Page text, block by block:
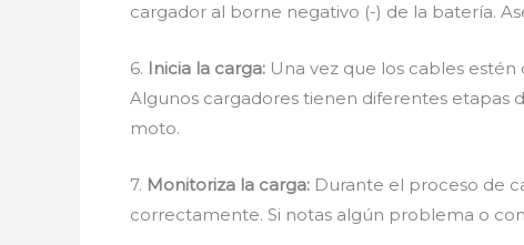
cargador al borne negativo (-) de la batería.
6. Inicia la carga: Una vez que los cables
Algunos cargadores tienen diferentes etapas
moto.
7. Monitoriza la carga: Durante el proceso de
correctamente. Si notas algún problema o